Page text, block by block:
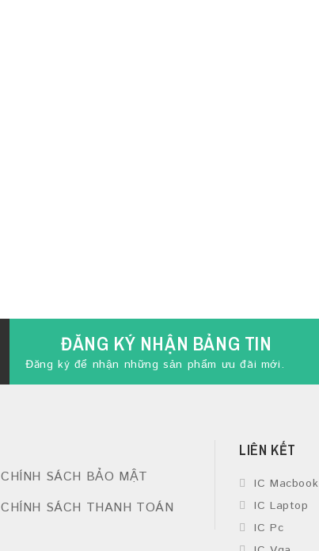
ĐĂNG KÝ NHẬN BẢNG TIN
Đăng ký để nhận những sản phẩm ưu đãi mới.
CHÍNH SÁCH BẢO MẬT
CHÍNH SÁCH THANH TOÁN
LIÊN KẾT
IC Macbook
IC Laptop
IC Pc